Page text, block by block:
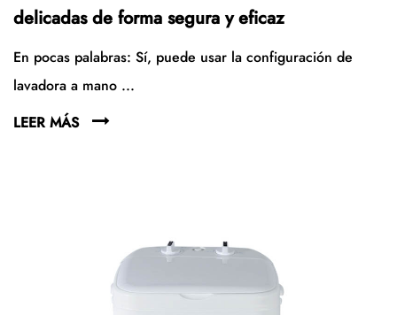
delicadas de forma segura y eficaz
En pocas palabras: Sí, puede usar la configuración de
lavadora a mano ...
LEER MÁS